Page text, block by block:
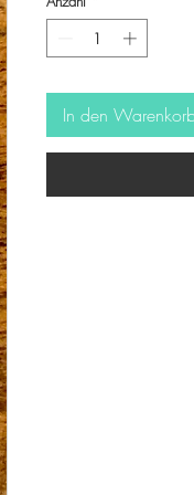
In den